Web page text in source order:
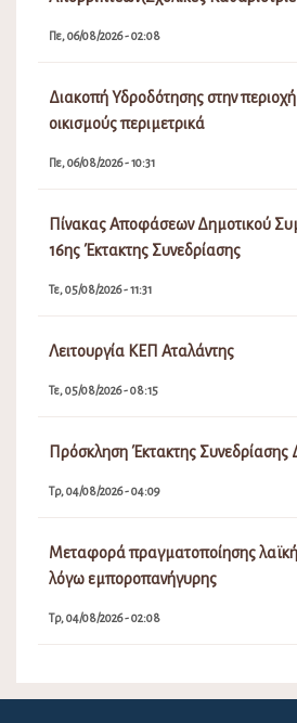
Πε, 06/08/2026 - 02:08
Διακοπή Υδροδότησης στην
οικισμούς περιμετρικά
Πε, 06/08/2026 - 10:31
Πίνακας Αποφάσεων Δημοτικού
16ης Έκτακτης Συνεδρίασης
Τε, 05/08/2026 - 11:31
Λειτουργία ΚΕΠ Αταλάντης
Τε, 05/08/2026 - 08:15
Πρόσκληση Έκτακτης
Τρ, 04/08/2026 - 04:09
Μεταφορά πραγματοποίησης
λόγω εμποροπανήγυρης
Τρ, 04/08/2026 - 02:08